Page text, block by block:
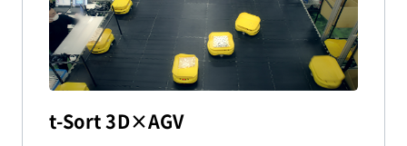
t-Sort 3D×AGV